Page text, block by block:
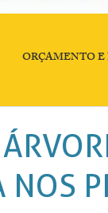
ORÇAMENTO
Sólidos
Governança,
NOS